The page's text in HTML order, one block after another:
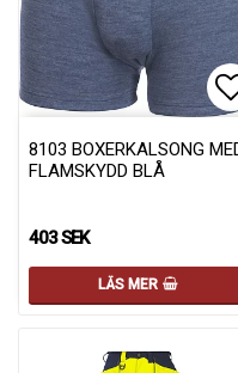
8103 BOXERKALSONG
FLAMSKYDD BLÅ
403 SEK
LÄS MER